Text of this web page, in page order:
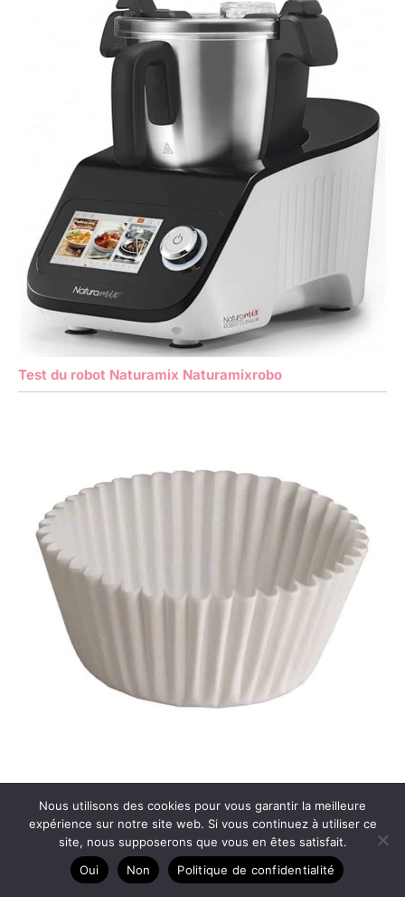
Test du robot Naturamix Naturamixrobo
610031
Nous utilisons des cookies pour vous garantir la meilleure
expérience sur notre site web. Si vous continuez à utiliser ce
site, nous supposerons que vous en êtes satisfait.
Oui
Non Politique de confidentialité